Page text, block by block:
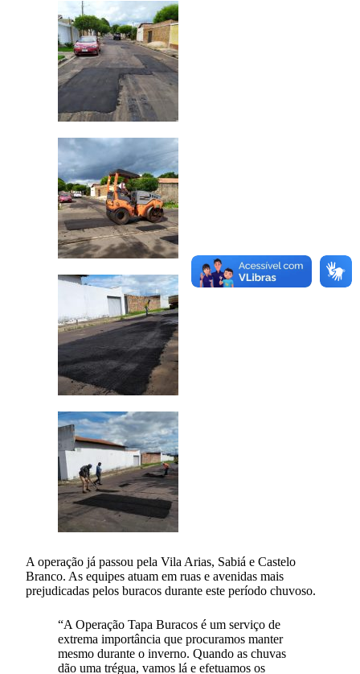
A operação já passou pela Vila Arias, Sabiá e Castelo
Branco. As equipes atuam em ruas e avenidas mais
prejudicadas pelos buracos durante este período chuvoso.
“A Operação Tapa Buracos é um serviço de
extrema importância que procuramos manter
mesmo durante o inverno. Quando as chuvas
dão uma trégua, vamos lá e efetuamos os